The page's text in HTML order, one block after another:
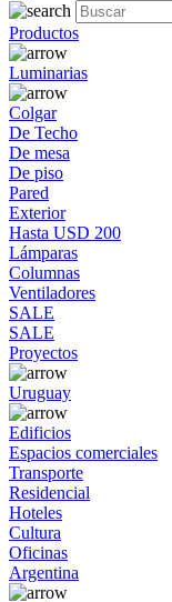
Productos
Luminarias
Colgar
De Techo
De mesa
De piso
Pared
Exterior
Hasta USD 200
Lámparas
Columnas
Ventiladores
SALE
SALE
Proyectos
Uruguay
Edificios
Espacios comerciales
Transporte
Residencial
Hoteles
Cultura
Oficinas
Argentina